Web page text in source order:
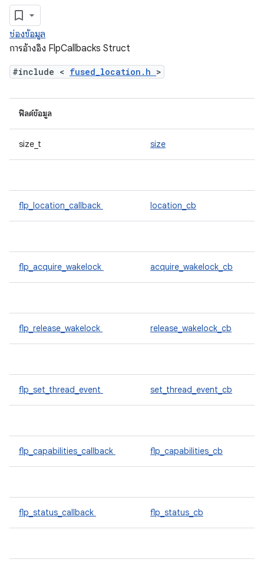
ช่องข้อมูล
การอ้างอิง FlpCallbacks Struct
#include < fused_location.h >
ฟิลด์ข้อมูล
size_t size
flp_location_callback location_cb
flp_acquire_wakelock acquire_wakelock_cb
flp_release_wakelock release_wakelock_cb
flp_set_thread_event set_thread_event_cb
flp_capabilities_callback flp_capabilities_cb
flp_status_callback flp_status_cb